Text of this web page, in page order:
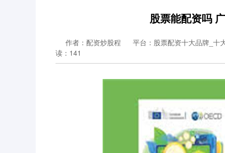
股票能配资吗
作者：配资炒股程 平台：股票配资十大品牌_十
读：141